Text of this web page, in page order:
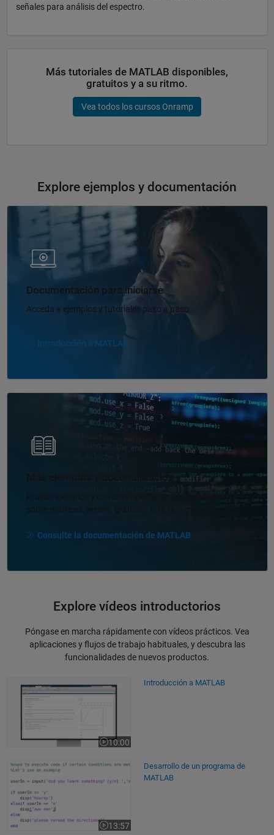
señales para análisis del espectro.
Más tutoriales de MATLAB disponibles,
gratuitos y a su ritmo.
Vea todos los cursos Onramp
Explore ejemplos y documentación
Navegación de panel
Documentación para iniciarse
Acceda a ejemplos y tutoriales paso a paso.
Introducción a MATLAB
Navegación de panel
Más ejemplos y documentación
Pruebe ejemplos y consulte la extensa documentación
sobre matrices, arrays, gráficas, scripts, y mucho más.
Consulte la documentación de MATLAB
Explore vídeos introductorios
Póngase en marcha rápidamente con vídeos prácticos. Vea
aplicaciones y flujos de trabajo habituales, y descubra las
funcionalidades de nuevos productos.
10:00
Duración del vídeo 10:00
Introducción a MATLAB
Desarrollo de un programa de MATLAB
13:57
Duración del vídeo 13:57
Desarrollo de un programa de
MATLAB